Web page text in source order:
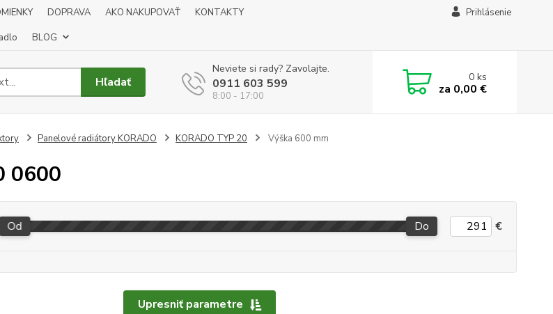
DOPRAVA AKO NAKUPOVAŤ
KONTAKTY
BLOG
Prihlásenie
Hľadať
Neviete si rady? Zavolajte.
0911 603 599
8:00 - 17:00
0ks
za 0,00 €
Panelové radiátory KORADO KORADO TYP 20 Výška 600 mm
0600
Upresniť parametre
Od Do €